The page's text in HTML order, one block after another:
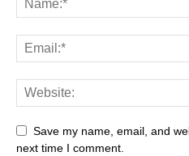
Save my name, email, and
next time I comment.